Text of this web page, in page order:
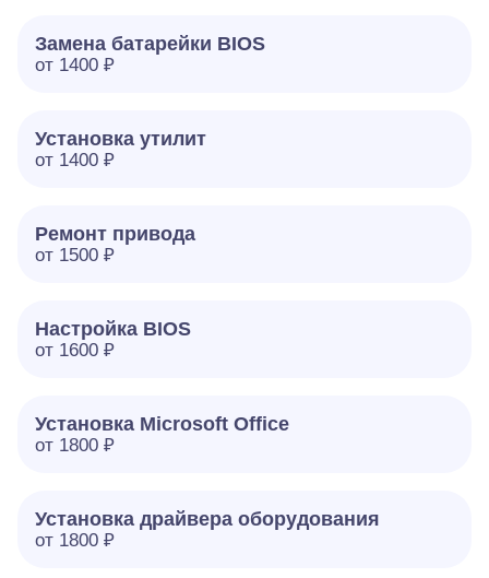
Замена батарейки BIOS
от 1400 ₽
Установка утилит
от 1400 ₽
Ремонт привода
от 1500 ₽
Настройка BIOS
от 1600 ₽
Установка Microsoft Office
от 1800 ₽
Установка драйвера оборудования
от 1800 ₽